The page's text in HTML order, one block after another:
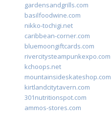
gardensandgrills.com
basilfoodwine.com
nikko-tochigi.net
caribbean-corner.com
bluemoongiftcards.com
rivercitysteampunkexpo.com
kchoops.net
mountainsideskateshop.com
kirtlandcitytavern.com
301nutritionspot.com
ammos-stores.com